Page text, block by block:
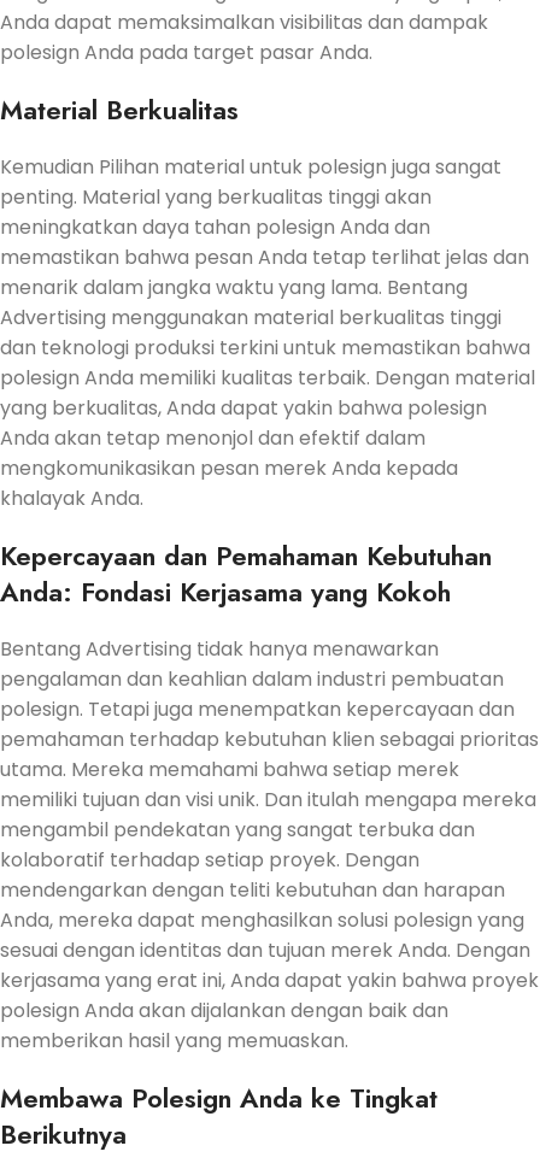
Anda dapat memaksimalkan visibilitas dan dampak
polesign Anda pada target pasar Anda.
Material Berkualitas
Kemudian Pilihan material untuk polesign juga sangat
penting. Material yang berkualitas tinggi akan
meningkatkan daya tahan polesign Anda dan
memastikan bahwa pesan Anda tetap terlihat jelas dan
menarik dalam jangka waktu yang lama. Bentang
Advertising menggunakan material berkualitas tinggi
dan teknologi produksi terkini untuk memastikan bahwa
polesign Anda memiliki kualitas terbaik. Dengan material
yang berkualitas, Anda dapat yakin bahwa polesign
Anda akan tetap menonjol dan efektif dalam
mengkomunikasikan pesan merek Anda kepada
khalayak Anda.
Kepercayaan dan Pemahaman Kebutuhan
Anda: Fondasi Kerjasama yang Kokoh
Bentang Advertising tidak hanya menawarkan
pengalaman dan keahlian dalam industri pembuatan
polesign. Tetapi juga menempatkan kepercayaan dan
pemahaman terhadap kebutuhan klien sebagai prioritas
utama. Mereka memahami bahwa setiap merek
memiliki tujuan dan visi unik. Dan itulah mengapa mereka
mengambil pendekatan yang sangat terbuka dan
kolaboratif terhadap setiap proyek. Dengan
mendengarkan dengan teliti kebutuhan dan harapan
Anda, mereka dapat menghasilkan solusi polesign yang
sesuai dengan identitas dan tujuan merek Anda. Dengan
kerjasama yang erat ini, Anda dapat yakin bahwa proyek
polesign Anda akan dijalankan dengan baik dan
memberikan hasil yang memuaskan.
Membawa Polesign Anda ke Tingkat
Berikutnya